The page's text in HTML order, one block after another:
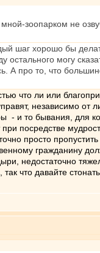
зоопарком не
шаг хорошо бы
могу
про то, что
что ли или
независимо
- и то бывания, для
посредстве
просто
гражданину
недостаточно
что давайте